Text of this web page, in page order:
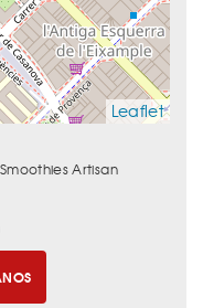
Leaflet
Artisan